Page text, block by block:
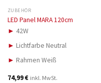
ZUBEHÖR
LED Panel MARA 120cm
► 42W
► Lichtfarbe Neutral
► Rahmen Weiß
74,99€ inkl. MwSt.